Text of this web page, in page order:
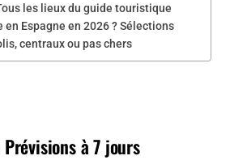
les lieux du guide touristique
en Espagne en 2026 ? Sélections
centraux ou pas chers
à 7 jours